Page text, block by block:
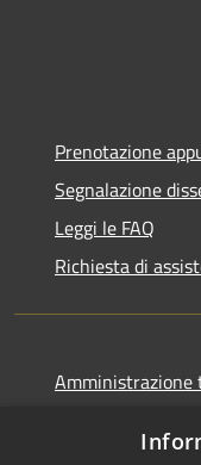
Prenotazione
Segnalazione
Leggi le FAQ
Richiesta di
Amministrazione